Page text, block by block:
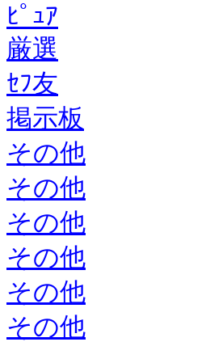
ﾋﾟｭｱ
厳選
ｾﾌ友
掲示板
その他
その他
その他
その他
その他
その他